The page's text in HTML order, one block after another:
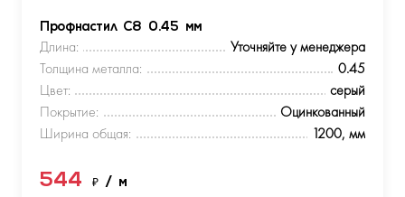
Профнастил С8 0.45 мм
Длина:
Уточняйте у менеджера
Толщина металла:
0.45
Цвет:
серый
Покрытие:
Оцинкованный
Ширина общая:
1200, мм
544 ₽ / м